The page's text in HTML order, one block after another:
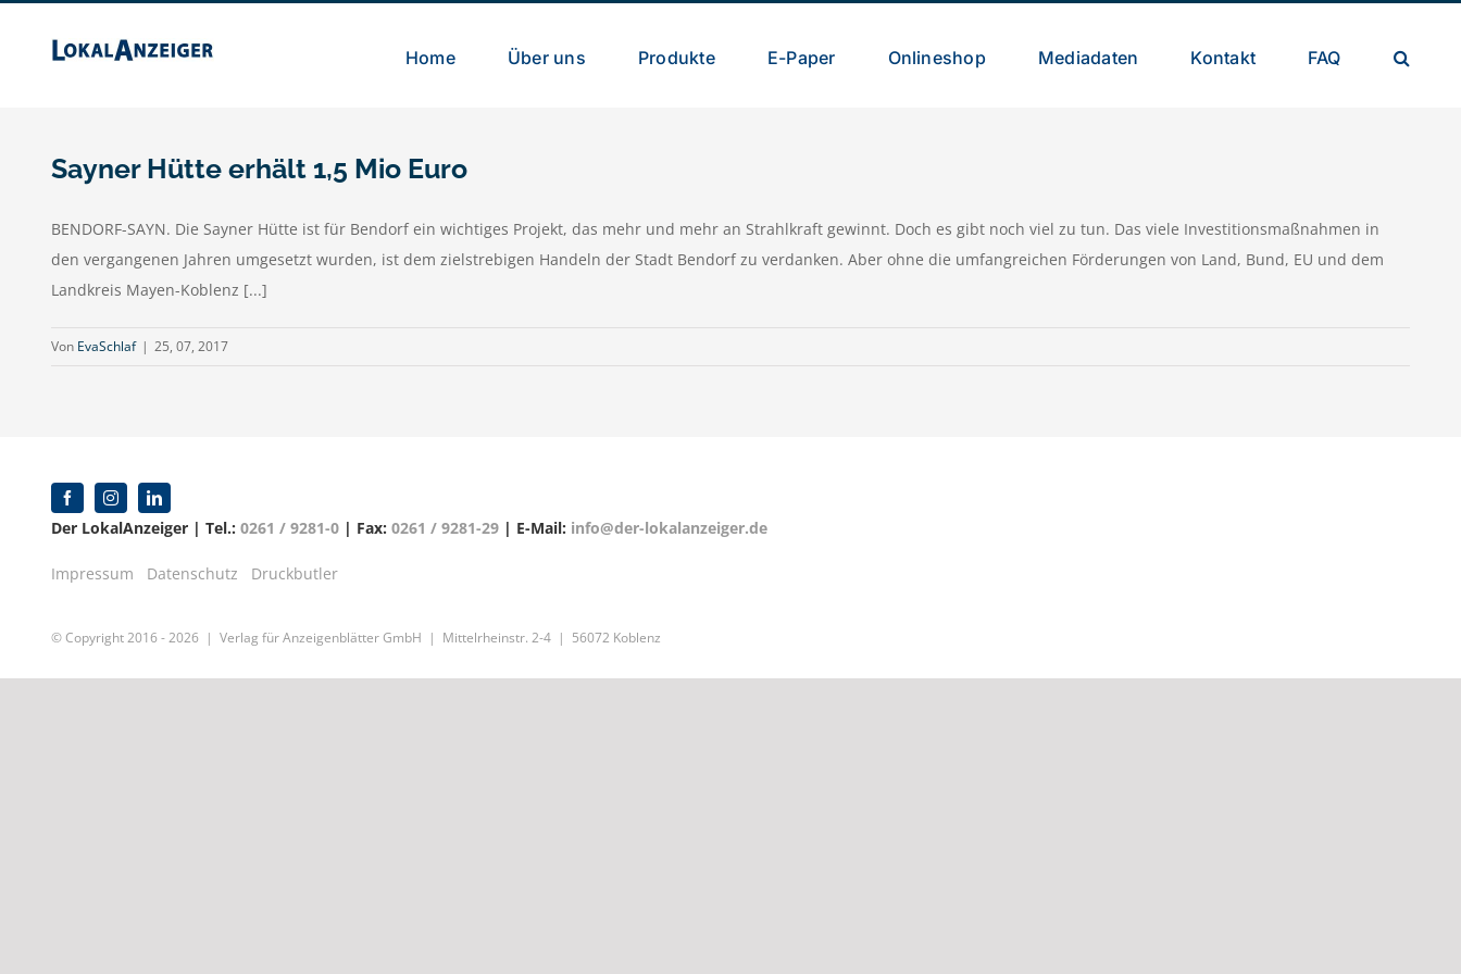
Home Über uns Produkte E-Paper Onlineshop Mediadaten Kontakt FAQ
Sayner Hütte erhält 1,5 Mio Euro
BENDORF-SAYN. Die Sayner Hütte ist für Bendorf ein wichtiges Projekt, das mehr und mehr an Strahlkraft gewinnt. Doch es gibt noch viel zu tun. Das viele Investitionsmaßnahmen in
den vergangenen Jahren umgesetzt wurden, ist dem zielstrebigen Handeln der Stadt Bendorf zu verdanken. Aber ohne die umfangreichen Förderungen von Land, Bund, EU und dem
Landkreis Mayen-Koblenz [...]
Von EvaSchlaf | 25, 07, 2017
Der LokalAnzeiger | Tel.: 0261 / 9281-0 | Fax: 0261 / 9281-29 | E-Mail: info@der-lokalanzeiger.de
Impressum Datenschutz Druckbutler
© Copyright 2016 -2026 | Verlag für Anzeigenblätter GmbH | Mittelrheinstr. 2-4 | 56072 Koblenz